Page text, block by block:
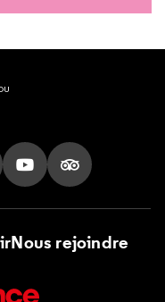
Tok
sur X
nous sur LinkedIn
Suivez nous sur
Suivez nous
Nous rejoindre